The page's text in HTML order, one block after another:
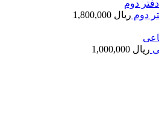
دوم ریال
ریال